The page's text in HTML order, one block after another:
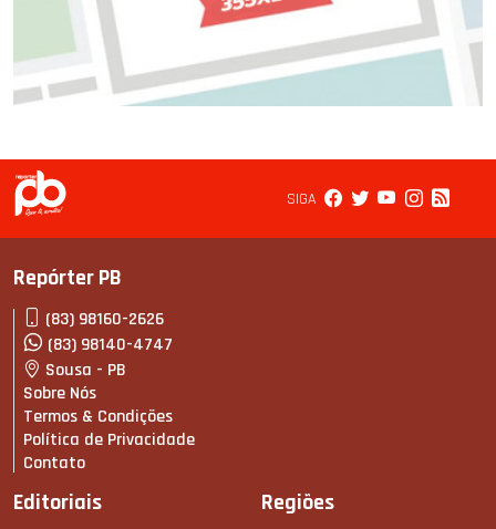
SIGA
Repórter PB
(83) 98160-2626
(83) 98140-4747
Sousa - PB
Sobre Nós
Termos & Condições
Política de Privacidade
Contato
Editoriais Regiões